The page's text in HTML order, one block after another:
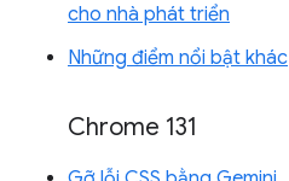
cho nhà phát triển
Những điểm nổi bật khác
Chrome 131